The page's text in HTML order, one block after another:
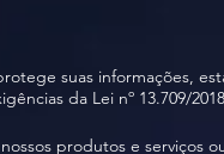
suas informações,
da Lei nº 13.709/
produtos e serviços